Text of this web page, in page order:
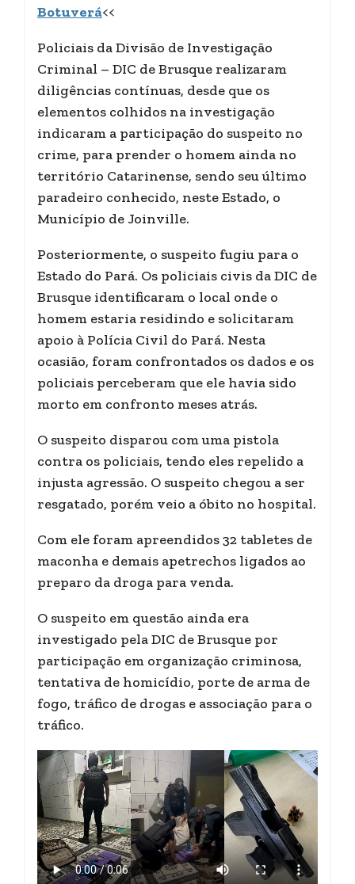
Botuverá<<
Policiais da Divisão de Investigação
Criminal – DIC de Brusque realizaram
diligências contínuas, desde que os
elementos colhidos na investigação
indicaram a participação do suspeito no
crime, para prender o homem ainda no
território Catarinense, sendo seu último
paradeiro conhecido, neste Estado, o
Município de Joinville.
Posteriormente, o suspeito fugiu para o
Estado do Pará. Os policiais civis da DIC de
Brusque identificaram o local onde o
homem estaria residindo e solicitaram
apoio à Polícia Civil do Pará. Nesta
ocasião, foram confrontados os dados e os
policiais perceberam que ele havia sido
morto em confronto meses atrás.
O suspeito disparou com uma pistola
contra os policiais, tendo eles repelido a
injusta agressão. O suspeito chegou a ser
resgatado, porém veio a óbito no hospital.
Com ele foram apreendidos 32 tabletes de
maconha e demais apetrechos ligados ao
preparo da droga para venda.
O suspeito em questão ainda era
investigado pela DIC de Brusque por
participação em organização criminosa,
tentativa de homicídio, porte de arma de
fogo, tráfico de drogas e associação para o
tráfico.